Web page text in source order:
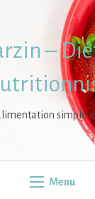
–
simple
Menu